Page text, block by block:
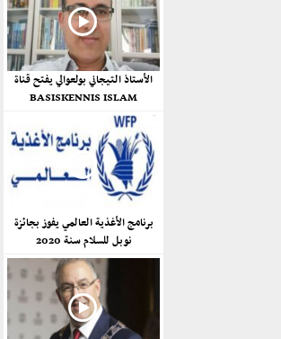
الأستاذ التيجاني بولعوالي يفتح قناة
BASISKENNIS ISLAM
برنامج الأغذية العالمي يفوز بجائزة
نوبل للسلام سنة 2020